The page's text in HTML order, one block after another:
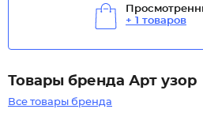
+ 1 товаров
Товары бренда Арт узор
Все товары бренда